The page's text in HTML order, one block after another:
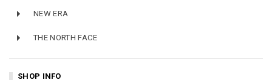
NEW ERA
THE NORTH FACE
SHOP INFO